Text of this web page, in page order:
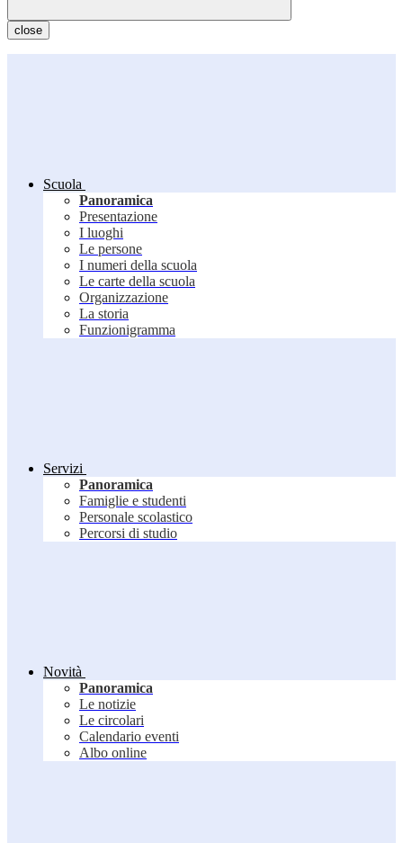
close
Scuola
Panoramica
Presentazione
I luoghi
Le persone
I numeri della scuola
Le carte della scuola
Organizzazione
La storia
Funzionigramma
Servizi
Panoramica
Famiglie e studenti
Personale scolastico
Percorsi di studio
Novità
Panoramica
Le notizie
Le circolari
Calendario eventi
Albo online